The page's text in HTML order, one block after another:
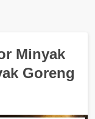
Minyak
Goreng